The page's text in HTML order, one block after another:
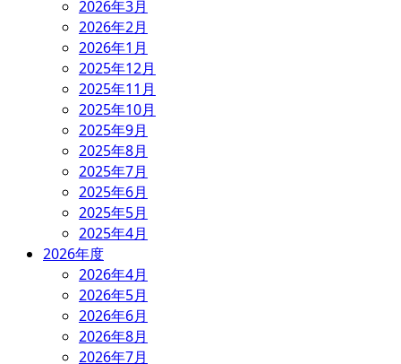
2026年3月
2026年2月
2026年1月
2025年12月
2025年11月
2025年10月
2025年9月
2025年8月
2025年7月
2025年6月
2025年5月
2025年4月
2026年度
2026年4月
2026年5月
2026年6月
2026年8月
2026年7月